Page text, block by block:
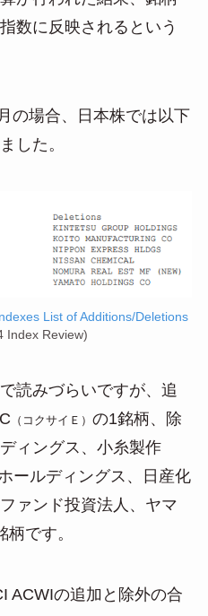
数に反映されるという
の場合、日本株では以下
した。
List of Additions/Deletions
Index Review)
読みづらいですが、追
（コクサイＥ） の1銘柄、除
ィングス、小糸製作
ールディングス、日産化
ァンド投資法人、ヤマ
です。
ACWIの追加と除外の合